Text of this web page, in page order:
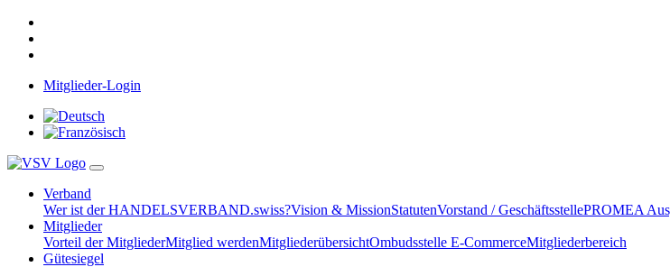
Mitglieder-Login
Verband
Wer ist der HANDELSVERBAND.swiss?Vision & MissionStatutenVorstand / GeschäftsstellePROMEA
Mitglieder
Vorteil der MitgliederMitglied werdenMitgliederübersichtOmbudsstelle E-CommerceMitgliederbereich
Gütesiegel